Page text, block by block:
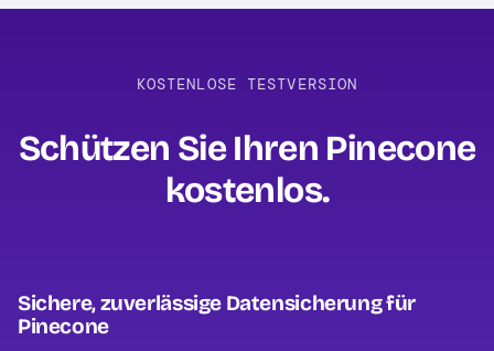
KOSTENLOSE TESTVERSION
Schützen Sie Ihren Pinecone
kostenlos‍.
Sichere, zuverlässige Datensicherung für
Pinecone